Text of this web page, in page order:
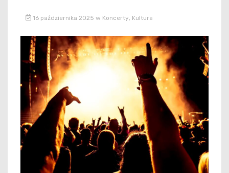
16 października 2025 w Koncerty Kultura